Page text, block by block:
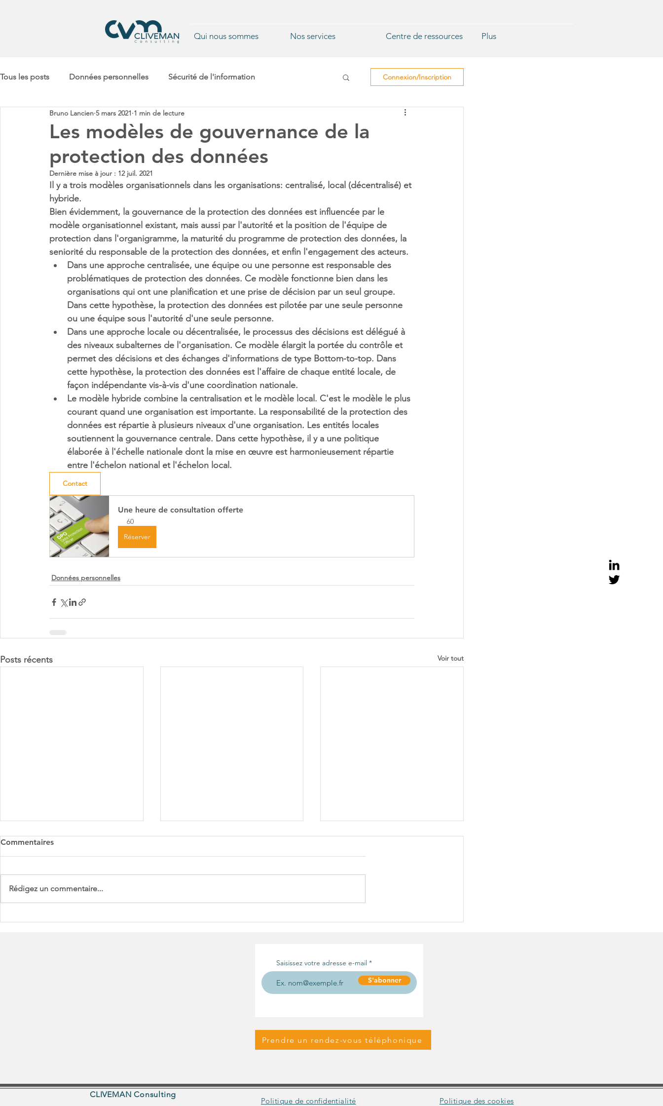
Qui nous sommes Nos services Centre de ressources Plus
Retour
Tous les posts Données personnelles Sécurité de l'information
Gestion de projets complexes cyberharcèlement
Conformité
Connexion/Inscription
Les modèles de gouvernance de la
protection des données
Bruno Lancien 5 mars 2021 1 min de lecture
Dernière mise à jour : 12 juil. 2021
Il y a trois modèles organisationnels dans les organisations: centralisé, local (décentralisé) et
hybride.
Bien évidemment, la gouvernance de la protection des données est influencée par le
modèle organisationnel existant, mais aussi par l'autorité et la position de l'équipe de
protection dans l'organigramme, la maturité du programme de protection des données, la
seniorité du responsable de la protection des données, et enfin l'engagement des acteurs.
Dans une approche centralisée, une équipe ou une personne est responsable des
problématiques de protection des données. Ce modèle fonctionne bien dans les
organisations qui ont une planification et une prise de décision par un seul groupe.
Dans cette hypothèse, la protection des données est pilotée par une seule personne
ou une équipe sous l'autorité d'une seule personne.
Dans une approche locale ou décentralisée, le processus des décisions est délégué à
des niveaux subalternes de l'organisation. Ce modèle élargit la portée du contrôle et
permet des décisions et des échanges d'informations de type Bottom-to-top. Dans
cette hypothèse, la protection des données est l'affaire de chaque entité locale, de
façon indépendante vis-à-vis d'une coordination nationale.
Le modèle hybride combine la centralisation et le modèle local. C'est le modèle le plus
courant quand une organisation est importante. La responsabilité de la protection des
données est répartie à plusieurs niveaux d'une organisation. Les entités locales
soutiennent la gouvernance centrale. Dans cette hypothèse, il y a une politique
élaborée à l'échelle nationale dont la mise en œuvre est harmonieusement répartie
entre l'échelon national et l'échelon local.
Contact
Une heure de consultation offerte
60
Réserver
Données personnelles
Posts récents Voir tout
Commentaires
Rédigez un commentaire...
Saisissez votre adresse e-mail
S'abonner
Prendre un rendez-vous téléphonique
CLIVEMAN Consulting
Politique de confidentialité Politique des cookies